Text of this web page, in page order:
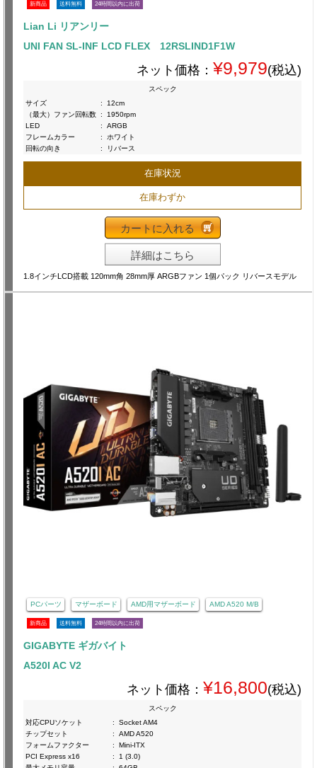
新商品 送料無料 24時間以内に出荷
Lian Li リアンリー
UNI FAN SL-INF LCD FLEX 12RSLIND1F1W
ネット価格： ¥9,979(税込)
スペック
サイズ
:
12cm
（最大）ファン回転数 :
1950rpm
LED
:
ARGB
フレームカラー
:
ホワイト
回転の向き
: リバース
在庫状況
在庫わずか
カートに入れる
詳細はこちら
1.8インチLCD搭載 120mm角 28mm厚 ARGBファン 1個パック リバースモデル
PCパーツ マザーボード AMD用マザーボード AMD A520 M/B
新商品 送料無料 24時間以内に出荷
GIGABYTE ギガバイト
A520I AC V2
ネット価格： ¥16,800(税込)
スペック
対応CPUソケット
:
Socket AM4
チップセット
:
AMD A520
フォームファクター
:
Mini-ITX
PCI Express x16
:
1 (3.0)